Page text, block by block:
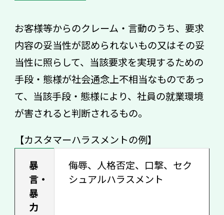
お客様等からのクレーム・言動のうち、要求
内容の妥当性が認められないもの又はその妥
当性に照らして、当該要求を実現するための
手段・態様が社会通念上不相当なものであっ
て、当該手段・態様により、社員の就業環境
が害されると判断されるもの。
【カスタマーハラスメントの例】
暴
言・
暴
力
侮辱、人格否定、口撃、セク
シュアルハラスメント